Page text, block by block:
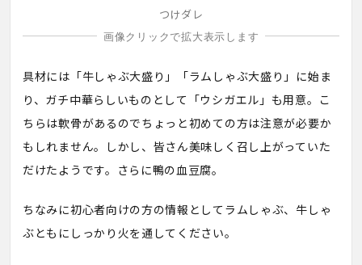
つけダレ
具材には「牛しゃぶ大盛り」「ラムしゃぶ大盛り」に始ま
り、ガチ中華らしいものとして「ウシガエル」も用意。こ
ちらは軟骨があるのでちょっと初めての方は注意が必要か
もしれません。しかし、皆さん美味しく召し上がっていた
だけたようです。さらに鴨の血豆腐。
ちなみに初心者向けの方の情報としてラムしゃぶ、牛しゃ
ぶともにしっかり火を通してください。